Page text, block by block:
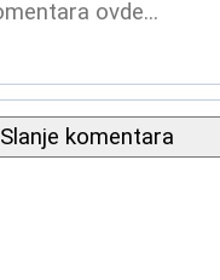
Slanje komentara